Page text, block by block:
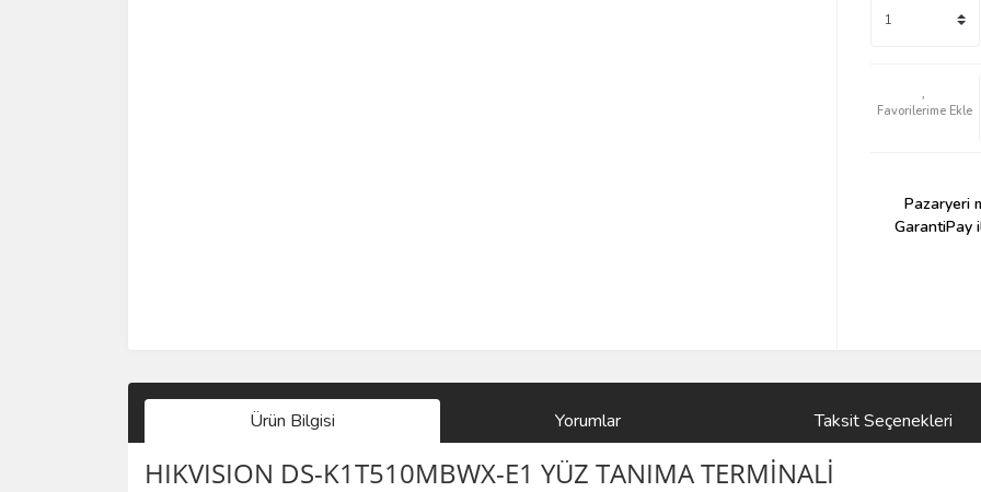
Pazaryeri
GarantiPay
Ürün Bilgisi Yorumlar Taksit Seçenekleri
HIKVISION DS-K1T510MBWX-E1 YÜZ TANIMA TERMİNALİ